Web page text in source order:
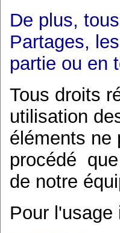
De plus,
Partages,
partie ou en
Tous droits
utilisation
éléments ne
procédé
de notre
Pour